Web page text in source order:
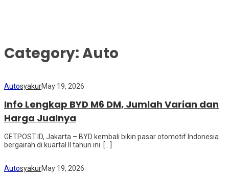
Category:Auto
AutosyakurMay 19, 2026
Info Lengkap BYD M6 DM, Jumlah Varian dan
Harga Jualnya
GETPOST.ID, Jakarta – BYD kembali bikin pasar otomotif Indonesia
bergairah di kuartal II tahun ini. […]
AutosyakurMay 19, 2026